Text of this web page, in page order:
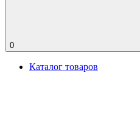
0
Каталог товаров